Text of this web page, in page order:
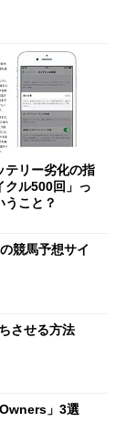
テリー劣化の指
クル500回」っ
うこと？
競馬予想サイ
させる方法
」3選